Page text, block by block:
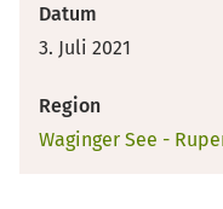
Datum
3. Juli 2021
Region
Waginger See -